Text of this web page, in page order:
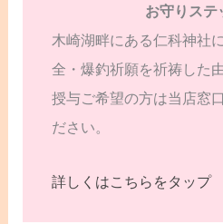
お守りステ
木崎湖畔にある仁科神社
全・爆釣祈願を祈祷した
授与ご希望の方は当店窓
ださい。
詳しくはこちらをタップ